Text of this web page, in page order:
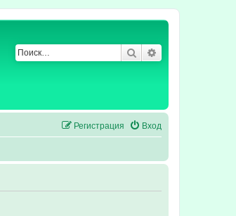
Поиск
Вход
Регистрация